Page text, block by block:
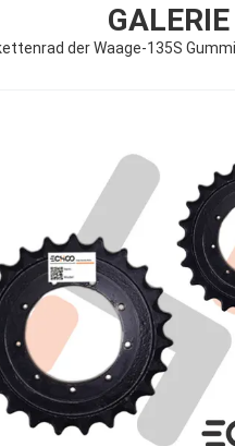
GALERIE
der Waage-135S